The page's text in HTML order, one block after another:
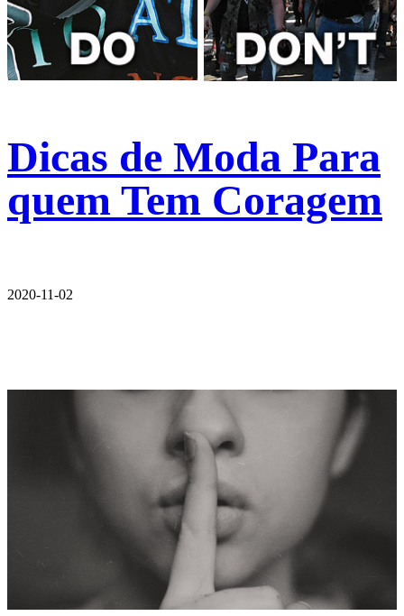
Dicas de Moda Para
quem Tem Coragem
2020-11-02